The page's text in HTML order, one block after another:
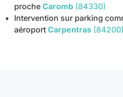
proche Caromb (84330)
Intervention sur parking
aéroport Carpentras (84200)